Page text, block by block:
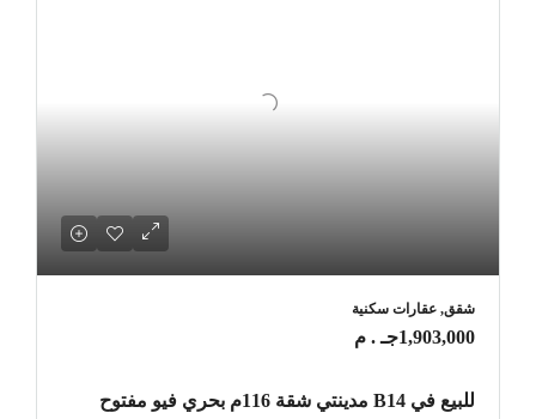
شقق, عقارات سكنية
1,903,000جـ . م
للبيع في B14 مدينتي شقة 116م بحري فيو مفتوح